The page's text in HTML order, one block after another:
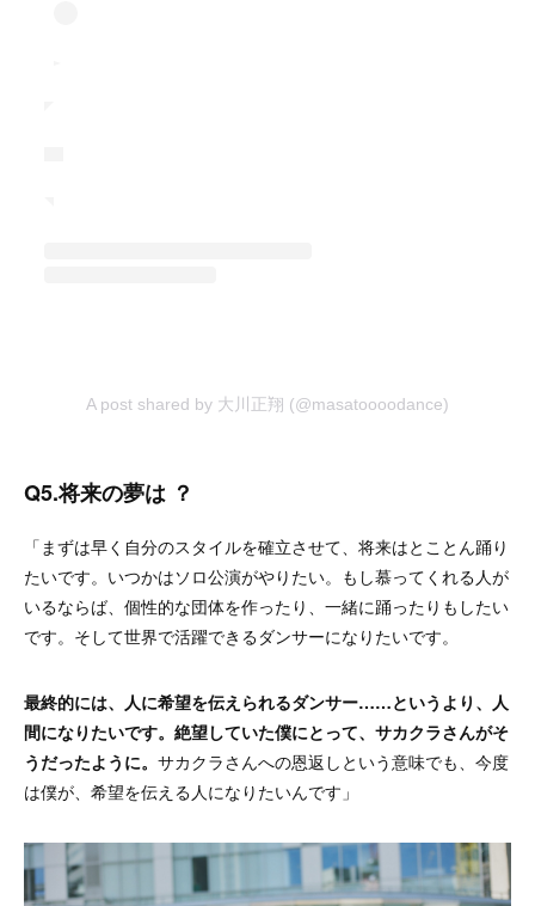
A post shared by 大川正翔 (@masatoooodance)
Q5.将来の夢は ？
「まずは早く自分のスタイルを確立させて、将来はとことん踊り
たいです。いつかはソロ公演がやりたい。もし慕ってくれる人が
いるならば、個性的な団体を作ったり、一緒に踊ったりもしたい
です。そして世界で活躍できるダンサーになりたいです。
最終的には、人に希望を伝えられるダンサー……というより、人
間になりたいです。絶望していた僕にとって、サカクラさんがそ
うだったように。 サカクラさんへの恩返しという意味でも、今度
は僕が、希望を伝える人になりたいんです」